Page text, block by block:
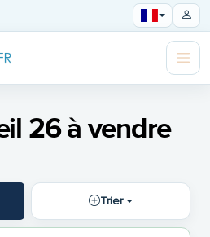
26 à vendre
Trier